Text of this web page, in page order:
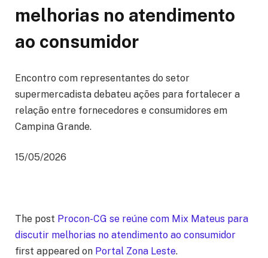
melhorias no atendimento
ao consumidor
Encontro com representantes do setor
supermercadista debateu ações para fortalecer a
relação entre fornecedores e consumidores em
Campina Grande.
15/05/2026
The post Procon-CG se reúne com Mix Mateus para
discutir melhorias no atendimento ao consumidor
first appeared on Portal Zona Leste.